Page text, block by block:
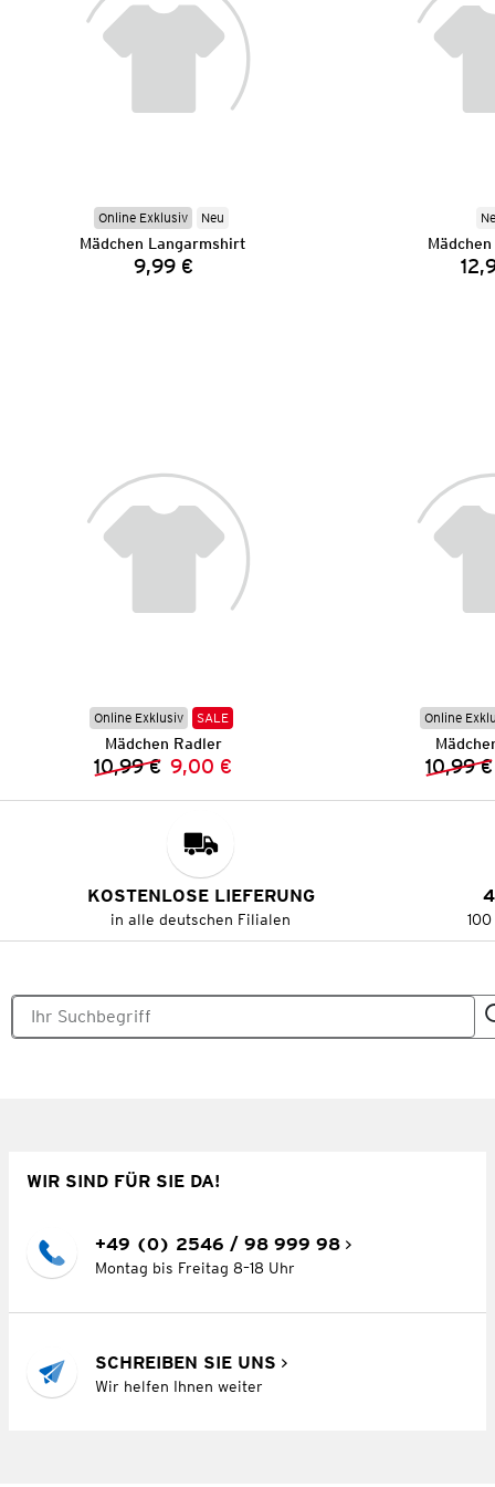
Online Exklusiv Neu
Mädchen Langarmshirt
Preis:
9,99 €
Online Exklusiv SALE
Mädchen Radler
Vorheriger Preis:
10,99 € Neuer Preis:
9,00 €
Online
10,99 €
KOSTENLOSE LIEFERUNG
in alle deutschen Filialen
WIR SIND FÜR SIE DA!
+49 (0) 2546 / 98 999 98
Montag bis Freitag 8–18 Uhr
SCHREIBEN SIE UNS
Wir helfen Ihnen weiter